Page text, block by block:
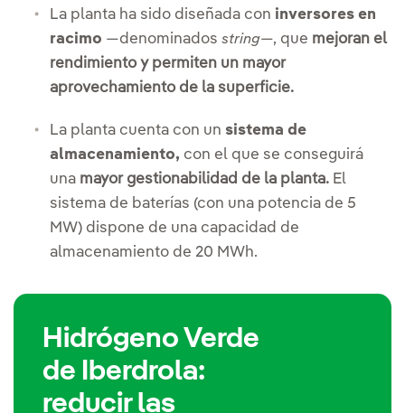
La planta ha sido diseñada con inversores en
racimo —denominados string—, que mejoran el
rendimiento y permiten un mayor
aprovechamiento de la superficie.
La planta cuenta con un sistema de
almacenamiento, con el que se conseguirá
una mayor gestionabilidad de la planta. El
sistema de baterías (con una potencia de 5
MW) dispone de una capacidad de
almacenamiento de 20 MWh.
Hidrógeno Verde
de Iberdrola:
reducir las